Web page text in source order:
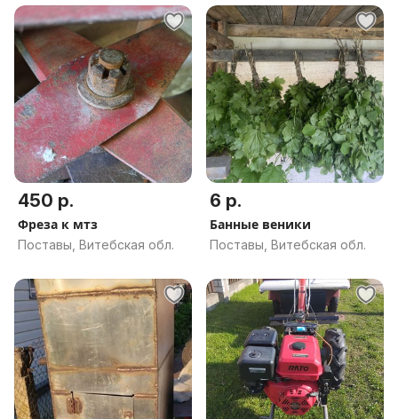
450 р.
Фреза к мтз
Поставы, Витебская обл.
6 р.
Банные веники
Поставы, Витебская обл.